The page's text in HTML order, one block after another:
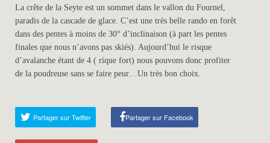
La crête de la Seyte est un sommet dans le vallon du Fournel,
paradis de la cascade de glace. C’est une très belle rando en forêt
dans des pentes à moins de 30° d’inclinaison (à part les pentes
finales que nous n’avons pas skiés). Aujourd’hui le risque
d’avalanche étant de 4 ( rique fort) nous pouvons donc profiter
de la poudreuse sans se faire peur…Un très bon choix.
Partager sur Twitter Partager sur Facebook